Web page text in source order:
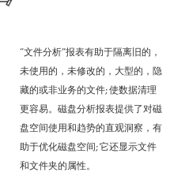
“文件分析”报表有助于隔离旧的，
未使用的，未修改的，大型的，隐
藏的或非业务的文件; 使数据清理
更容易。磁盘分析报表提供了对磁
盘空间使用和趋势的直观洞察，有
助于优化磁盘空间; 它还显示文件
和文件夹的属性。